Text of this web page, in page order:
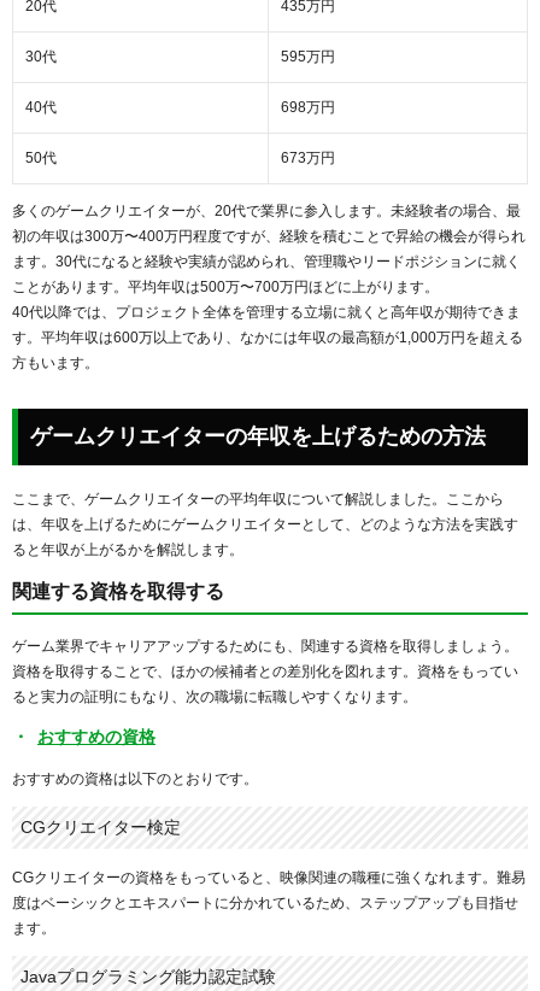
20代 435万円
30代 595万円
40代 698万円
50代 673万円
多くのゲームクリエイターが、20代で業界に参入します。未経験者の場合、最
初の年収は300万〜400万円程度ですが、経験を積むことで昇給の機会が得られ
ます。30代になると経験や実績が認められ、管理職やリードポジションに就く
ことがあります。平均年収は500万〜700万円ほどに上がります。
40代以降では、プロジェクト全体を管理する立場に就くと高年収が期待できま
す。平均年収は600万以上であり、なかには年収の最高額が1,000万円を超える
方もいます。
ゲームクリエイターの年収を上げるための方法
ここまで、ゲームクリエイターの平均年収について解説しました。ここから
は、年収を上げるためにゲームクリエイターとして、どのような方法を実践す
ると年収が上がるかを解説します。
関連する資格を取得する
ゲーム業界でキャリアアップするためにも、関連する資格を取得しましょう。
資格を取得することで、ほかの候補者との差別化を図れます。資格をもってい
ると実力の証明にもなり、次の職場に転職しやすくなります。
おすすめの資格
おすすめの資格は以下のとおりです。
CGクリエイター検定
CGクリエイターの資格をもっていると、映像関連の職種に強くなれます。難易
度はベーシックとエキスパートに分かれているため、ステップアップも目指せ
ます。
Javaプログラミング能力認定試験